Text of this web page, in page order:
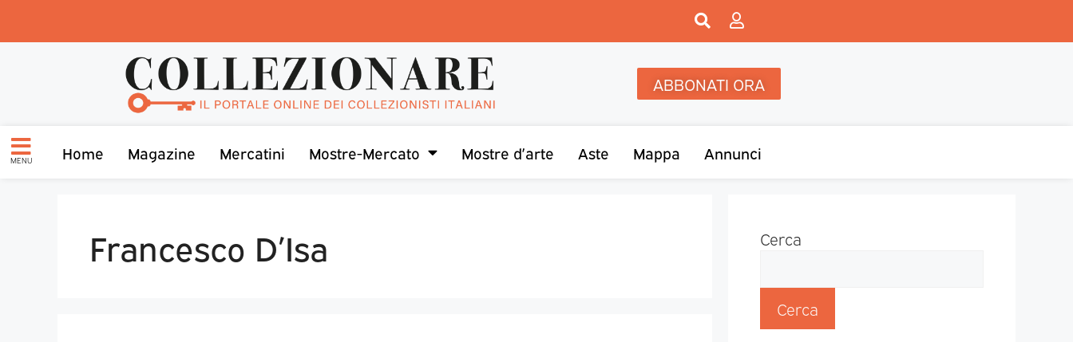
ABBONATI ORA
MENU Home Magazine Mercatini Mostre-Mercato Mostre d’arte Aste Mappa Annunci
Francesco D’Isa Cerca
Cerca